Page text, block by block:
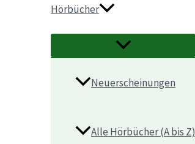
Hörbücher
Neuerscheinungen
Alle Hörbücher (A bis Z)